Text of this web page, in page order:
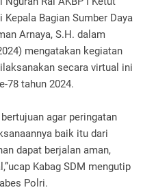
Kepala Bagian Sumber Daya
Arnaya, S.H. dalam
mengatakan kegiatan
secara virtual ini
78 tahun 2024.
agar peringatan
baik itu dari
dapat berjalan aman,
Kabag SDM mengutip
Polri.